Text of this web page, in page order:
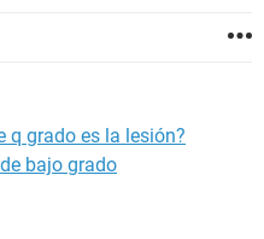
q grado es la lesión?
bajo grado